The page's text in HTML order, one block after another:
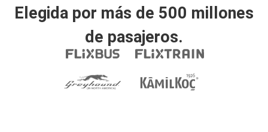
Elegida por más de 500 millones
de pasajeros.